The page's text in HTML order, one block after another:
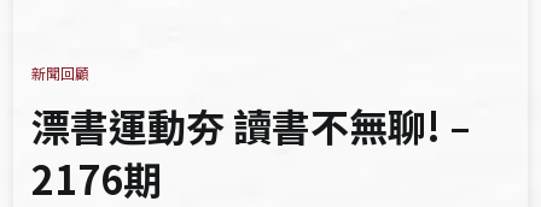
新聞回顧
漂書運動夯 讀書不無聊! –
2176期